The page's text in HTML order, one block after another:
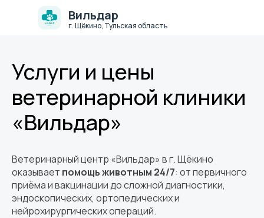
г. Щёкино, Тульская область
Вильдар
Услуги и цены
ветеринарной клиники
«Вильдар»
Ветеринарный центр «Вильдар» в г. Щёкино
оказывает помощь животным 24/7: от первичного
приёма и вакцинации до сложной диагностики,
эндоскопических, ортопедических и
нейрохирургических операций.